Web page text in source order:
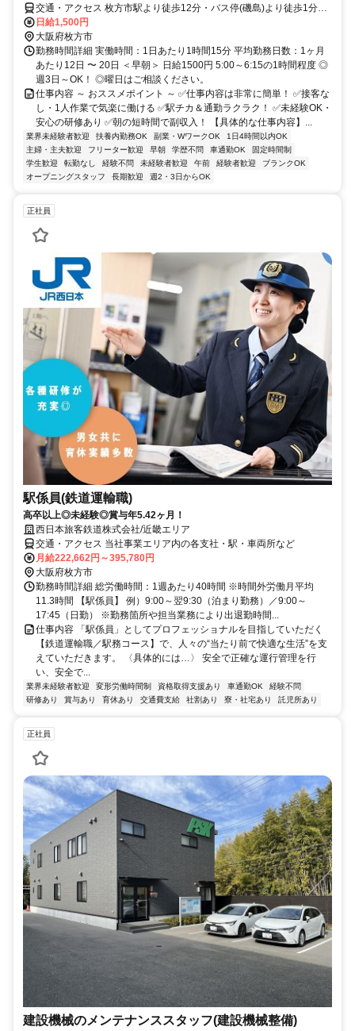
交通・アクセス 枚方市駅より徒歩12分・バス停(磯島)より徒歩1分／
車通勤OK
日給1,500円
大阪府枚方市
勤務時間詳細 実働時間：1日あたり1時間15分 平均勤務日数：1ヶ月
あたり12日 〜 20日 ＜早朝＞ 日給1500円 5:00～6:15の1時間程度 ◎
週3日～OK！ ◎曜日はご相談ください。
仕事内容 ～ おススメポイント ～ ✅仕事内容は非常に簡単！ ✅接客な
し・1人作業で気楽に働ける ✅駅チカ＆通勤ラクラク！ ✅未経験OK・
安心の研修あり ✅朝の短時間で副収入！ 【具体的な仕事内容】...
業界未経験者歓迎 扶養内勤務OK 副業・WワークOK
1日4時間以内OK
主婦・主夫歓迎
フリーター歓迎 早朝 学歴不問 車通勤OK
固定時間制
学生歓迎
転勤なし 経験不問 未経験者歓迎 午前 経験者歓迎
ブランクOK
オープニングスタッフ
長期歓迎 週2・3日からOK
正社員
駅係員(鉄道運輸職)
高卒以上◎未経験◎賞与年5.42ヶ月！
西日本旅客鉄道株式会社/近畿エリア
交通・アクセス 当社事業エリア内の各支社・駅・車両所など
月給222,662円～395,780円
大阪府枚方市
勤務時間詳細 総労働時間：1週あたり40時間 ※時間外労働月平均
11.3時間 【駅係員】 例）9:00～翌9:30（泊まり勤務）／9:00～
17:45（日勤） ※勤務箇所や担当業務により出退勤時間...
仕事内容 「駅係員」としてプロフェッショナルを目指していただく
【鉄道運輸職／駅務コース】で、人々の“当たり前で快適な生活”を支
えていただきます。 〈具体的には…〉 安全で正確な運行管理を行
い、安全で...
業界未経験者歓迎 変形労働時間制 資格取得支援あり 車通勤OK
経験不問
研修あり
賞与あり 育休あり 交通費支給 社割あり 寮・社宅あり 託児所あり
正社員
建設機械のメンテナンススタッフ(建設機械整備)